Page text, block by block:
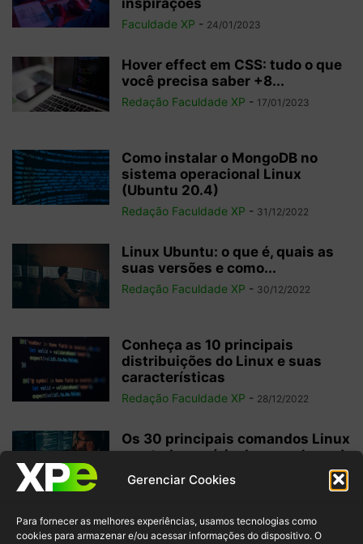
Gerenciar Cookies
Para fornecer as melhores experiências, usamos tecnologias como
cookies para armazenar e/ou acessar informações do dispositivo. O
inspirações
Faculdade XP - 24/01/2023
Hover effect em CSS: tudo o que
você precisa saber +8...
Redação Faculdade XP - 17/01/2023
Como instalar o MongoDB no
sistema operacional Linux
(Ubuntu 20.4)
Redação Faculdade XP - 31/12/2022
Linux Ubuntu: o que é, quais as
suas versões e como...
Redação Faculdade XP - 30/12/2022
Conheça as 10 principais
distribuições do Linux e suas
características
Redação Faculdade XP - 28/12/2022
Os 30 principais comandos Linux
que todo usuário deve conhecer!
Redação Faculdade XP
Status HTTP: confira a lista